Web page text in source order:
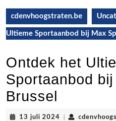
cdenvhoogstraten.be
Ultieme Sportaanbod bij Max
Ontdek het
Sportaanbod
Brussel
13 juli 2024 13